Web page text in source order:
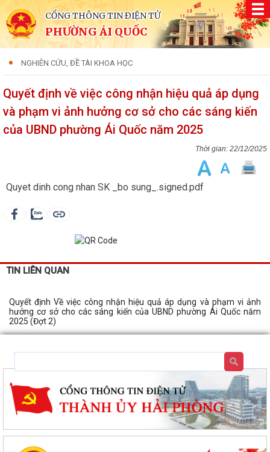
CỔNG THÔNG TIN ĐIỆN TỬ
PHƯỜNG ÁI QUỐC
NGHIÊN CỨU, ĐỀ TÀI KHOA HỌC
Quyết định về việc công nhận hiệu quả áp dụng
và phạm vi ảnh hưởng cơ sở cho các sáng kiến
của UBND phường Ái Quốc năm 2025
22/12/2025
Quyet dinh cong nhan SK _bo sung_.signed.pdf
TIN LIÊN QUAN
Quyết định Về việc công nhận hiệu quả áp dụng và phạm vi ảnh
hưởng cơ sở cho các sáng kiến của UBND phường Ái Quốc năm
2025 (Đợt 2)